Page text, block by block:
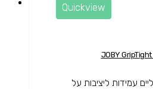
Quickview
עמידות ליציבות על